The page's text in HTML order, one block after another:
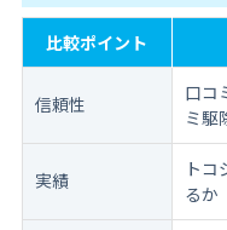
比較ポイント
信頼性
口コ
ミ駆
実績
ト
るか